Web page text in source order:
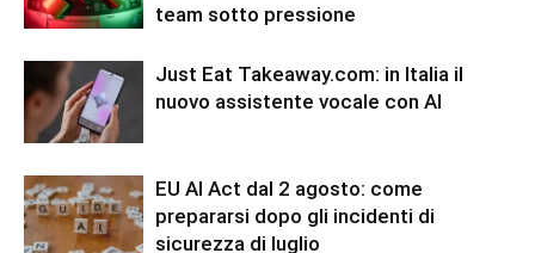
team sotto pressione
Just Eat Takeaway.com: in Italia il
nuovo assistente vocale con AI
EU AI Act dal 2 agosto: come
prepararsi dopo gli incidenti di
sicurezza di luglio